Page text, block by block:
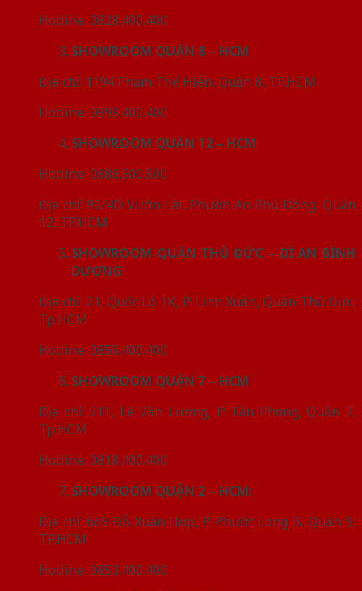
Hotline: 0828.400.400
SHOWROOM QUẬN 8 – HCM
Địa chỉ: 1194 Phạm Thế Hiển, Quận 8, TP.HCM
Hotline: 0899.400.400
SHOWROOM QUẬN 12 – HCM
Hotline: 0886.500.500
Địa chỉ: 92/4D Vườn Lài, Phườn An Phú Đông, Quận
12, TP.HCM
SHOWROOM QUẬN THỦ ĐỨC – DĨ AN BÌNH
DƯƠNG
Địa chỉ: 21, Quốc Lộ 1K, P. Linh Xuân, Quận Thủ Đức,
Tp.HCM
Hotline: 0855.400.400
SHOWROOM QUẬN 7 – HCM
Địa chỉ: 511, Lê Văn Lương, P. Tân Phong, Quận 7,
Tp.HCM
Hotline: 0818.400.400
SHOWROOM QUẬN 2 – HCM:
Địa chỉ: 669 Đỗ Xuân Hợp, P. Phước Long B, Quận 9,
TP.HCM
Hotline: 0853.400.400